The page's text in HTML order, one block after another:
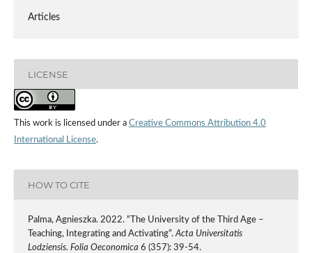
Articles
LICENSE
This work is licensed under a Creative Commons Attribution 4.0
International License.
HOW TO CITE
Palma, Agnieszka. 2022. “The University of the Third Age –
Teaching, Integrating and Activating”.Acta Universitatis
Lodziensis. Folia Oeconomica 6 (357): 39-54.